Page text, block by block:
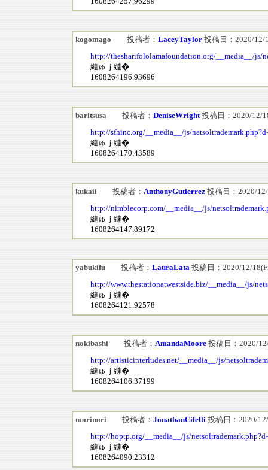
kogomago 投稿者： LaceyTaylor 投稿日：2020/12/
http://thesharifololamafoundation.org/__media__/js/
縺ゅｊ縺�
1608264196.93696
baritsusa 投稿者： DeniseWright 投稿日：2020/12/
http://sfhinc.org/__media__/js/
縺ゅｊ縺�
1608264170.43589
kukaii 投稿者： AnthonyGutierrez 投稿日：2020/
http://nimblecorp.com/__media__/js/
縺ゅｊ縺�
1608264147.89172
yabukifu 投稿者： LauraLata 投稿日：2020/12/
http://www.thestationatwestside.biz/__media__/js/
縺ゅｊ縺�
1608264121.92578
nokibashi 投稿者： AmandaMoore 投稿日：2020/
http://artisticinterludes.net/__media__/js/
縺ゅｊ縺�
1608264106.37199
morinori 投稿者： JonathanCifelli 投稿日：2020/
http://hoptp.org/__media__/js/
縺ゅｊ縺�
1608264090.23312